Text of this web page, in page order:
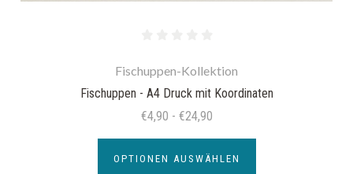
Fischuppen-Kollektion
Fischuppen - A4 Druck mit Koordinaten
€4,90 - €24,90
OPTIONEN AUSWÄHLEN